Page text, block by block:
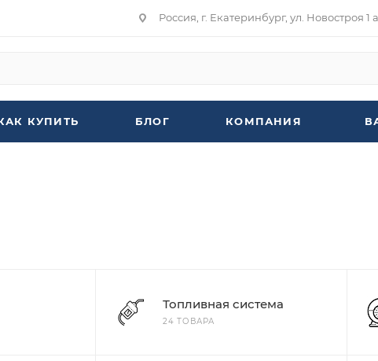
Россия, г. Екатеринбург, ул. Новостроя 1
КУПИТЬ БЛОГ КОМПАНИЯ
Топливная система
24 ТОВАРА